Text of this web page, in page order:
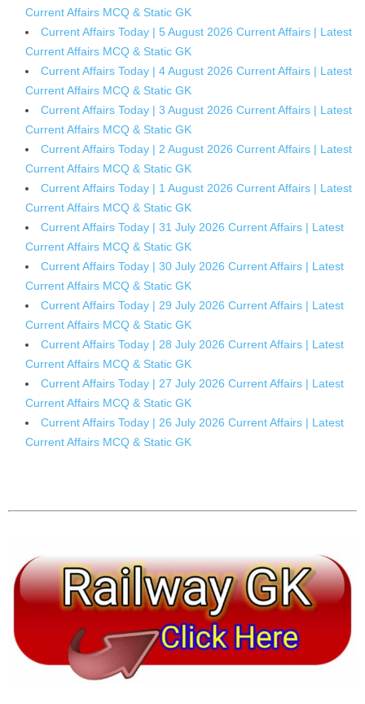
Current Affairs MCQ & Static GK
Current Affairs Today | 5 August 2026 Current Affairs | Latest
Current Affairs MCQ & Static GK
Current Affairs Today | 4 August 2026 Current Affairs | Latest
Current Affairs MCQ & Static GK
Current Affairs Today | 3 August 2026 Current Affairs | Latest
Current Affairs MCQ & Static GK
Current Affairs Today | 2 August 2026 Current Affairs | Latest
Current Affairs MCQ & Static GK
Current Affairs Today | 1 August 2026 Current Affairs | Latest
Current Affairs MCQ & Static GK
Current Affairs Today | 31 July 2026 Current Affairs | Latest
Current Affairs MCQ & Static GK
Current Affairs Today | 30 July 2026 Current Affairs | Latest
Current Affairs MCQ & Static GK
Current Affairs Today | 29 July 2026 Current Affairs | Latest
Current Affairs MCQ & Static GK
Current Affairs Today | 28 July 2026 Current Affairs | Latest
Current Affairs MCQ & Static GK
Current Affairs Today | 27 July 2026 Current Affairs | Latest
Current Affairs MCQ & Static GK
Current Affairs Today | 26 July 2026 Current Affairs | Latest
Current Affairs MCQ & Static GK